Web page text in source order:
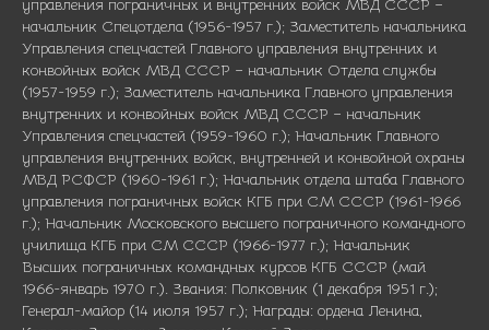
управления пограничных и внутренних войск МВД СССР –
начальник Спецотдела (1956-1957 г.); Заместитель начальника
Управления спецчастей Главного управления внутренних и
конвойных войск МВД СССР – начальник Отдела службы
(1957-1959 г.); Заместитель начальника Главного управления
внутренних и конвойных войск МВД СССР – начальник
Управления спецчастей (1959-1960 г.); Начальник Главного
управления внутренних войск, внутренней и конвойной охраны
МВД РСФСР (1960-1961 г.); Начальник отдела штаба Главного
управления пограничных войск КГБ при СМ СССР (1961-1966
г.); Начальник Московского высшего пограничного командного
училища КГБ при СМ СССР (1966-1977 г.); Начальник
Высших пограничных командных курсов КГБ СССР (май
1966-январь 1970 г.). Звания: Полковник (1 декабря 1951 г.);
Генерал-майор (14 июля 1957 г.); Награды: ордена Ленина,